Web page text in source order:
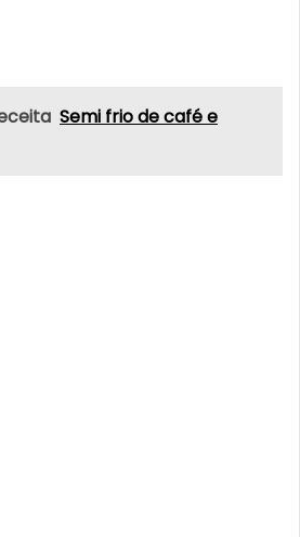
Semi frio de café e